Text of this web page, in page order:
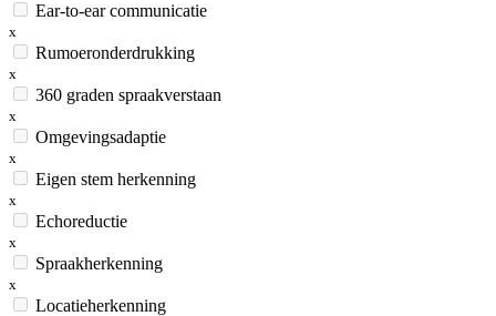
Ear-to-ear communicatie
x
Rumoeronderdrukking
x
360 graden spraakverstaan
x
Omgevingsadaptie
x
Eigen stem herkenning
x
Echoreductie
x
Spraakherkenning
x
Locatieherkenning